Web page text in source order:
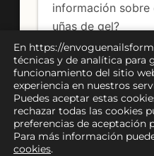
Pago seguro
Aviso legal|Política de
Devoluciones y
En https://
técnicas y de analítica para
funcionamiento del sitio
experiencia en nuestros
Puedes aceptar estas
rechazar todas las cookies
preferencias de aceptación
Para más información
cookies.
información
uñas de gel?
Envíanos un
Estoy de acuerdo en
conmigo a través de